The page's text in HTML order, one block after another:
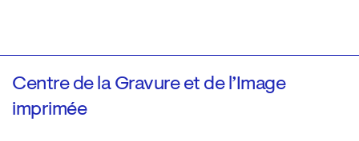
Centre de la Gravure et de l’Image
imprimée